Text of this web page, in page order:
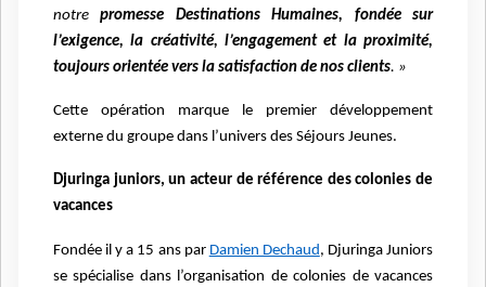
notrepromesse Destinations Humaines, fondée sur
l’exigence, la créativité, l’engagement et la proximité,
toujours orientée vers la satisfaction de nos clients. »
Cette opération marque le premier développement
externe du groupe dans l’univers des Séjours Jeunes.
Djuringa juniors, un acteur de référence des colonies de
vacances
Fondée il y a 15 ans par Damien Dechaud , Djuringa Juniors
se spécialise dans l’organisation de colonies de vacances